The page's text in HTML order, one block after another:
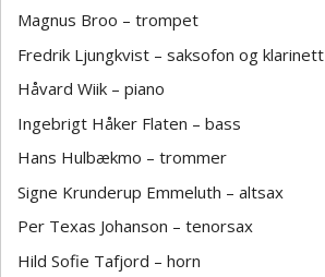
Magnus Broo – trompet
Fredrik Ljungkvist – saksofon og klarinett
Håvard Wiik – piano
Ingebrigt Håker Flaten – bass
Hans Hulbækmo – trommer
Signe Krunderup Emmeluth – altsax
Per Texas Johanson – tenorsax
Hild Sofie Tafjord – horn